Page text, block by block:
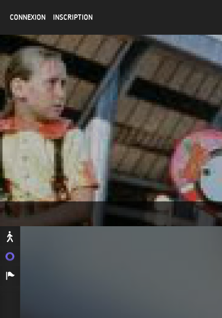
CONNEXION INSCRIPTION